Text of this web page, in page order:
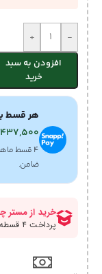
-
+
افزودن به سبد
خرید
هر قسط
437,500
۴ قسط
ضامن.